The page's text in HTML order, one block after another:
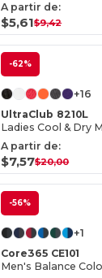
A partir de:
$5,61$9,42
-62%
+16
UltraClub 8210L
Ladies Cool & Dry
A partir de:
$7,57$20,00
-56%
+1
Core365 CE101